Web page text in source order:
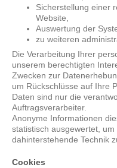
Sicherstellung einer
Website,
Auswertung der
zu weiteren
Die Verarbeitung Ihrer
unserem berechtigten
Zwecken zur
um Rückschlüsse auf Ihre
Daten sind nur die
Auftragsverarbeiter.
Anonyme Informationen
statistisch ausgewertet,
dahinterstehende Technik
Cookies